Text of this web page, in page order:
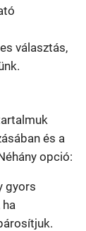
választás,
és a
opció:
gyors